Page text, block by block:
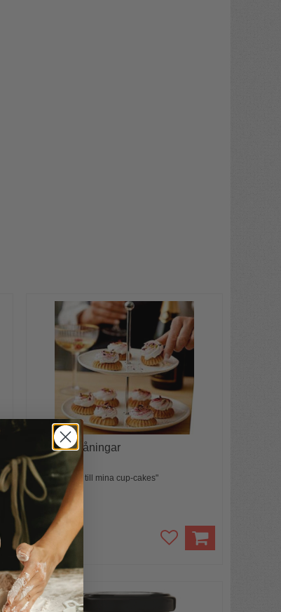
Kakfat 2 våningar
"Finaste fatet till mina cup-cakes"
⭐️⭐️⭐️⭐A...
399 kr